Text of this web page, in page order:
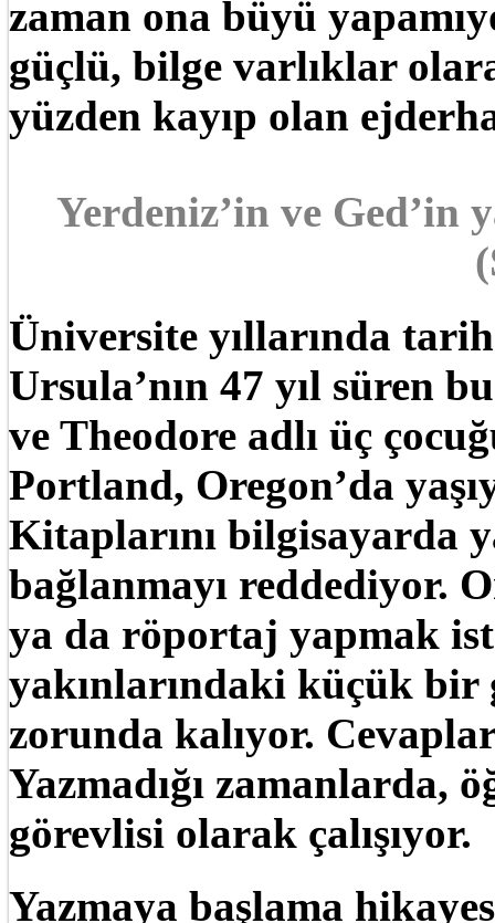
zaman ona büyü
güçlü, bilge varlıklar
yüzden kayıp olan
Yerdeniz’in ve Ged’in
Üniversite yıllarında
Ursula’nın 47 yıl süren
ve Theodore adlı üç
Portland, Oregon’da
Kitaplarını bilgisayarda
bağlanmayı reddediyor.
ya da röportaj yapmak
yakınlarındaki küçük bir
zorunda kalıyor.
Yazmadığı zamanlarda,
görevlisi olarak çalışıyor.
Yazmaya başlama